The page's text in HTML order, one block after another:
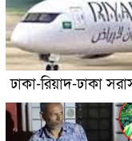
ঢাকা-রিয়াদ-ঢাকা